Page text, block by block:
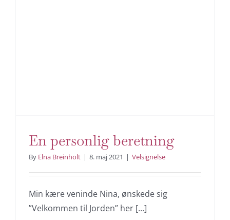
En personlig beretning
By Elna Breinholt | 8. maj 2021 | Velsignelse
Min kære veninde Nina, ønskede sig
”Velkommen til Jorden” her [...]